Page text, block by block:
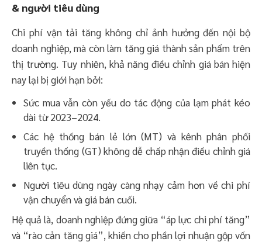
& người tiêu dùng
Chi phí vận tải tăng không chỉ ảnh hưởng đến nội bộ
doanh nghiệp, mà còn làm tăng giá thành sản phẩm trên
thị trường. Tuy nhiên, khả năng điều chỉnh giá bán hiện
nay lại bị giới hạn bởi:
Sức mua vẫn còn yếu do tác động của lạm phát kéo
dài từ 2023–2024.
Các hệ thống bán lẻ lớn (MT) và kênh phân phối
truyền thống (GT) không dễ chấp nhận điều chỉnh giá
liên tục.
Người tiêu dùng ngày càng nhạy cảm hơn về chi phí
vận chuyển và giá bán cuối.
Hệ quả là, doanh nghiệp đứng giữa “áp lực chi phí tăng”
và “rào cản tăng giá”, khiến cho phần lợi nhuận gộp vốn